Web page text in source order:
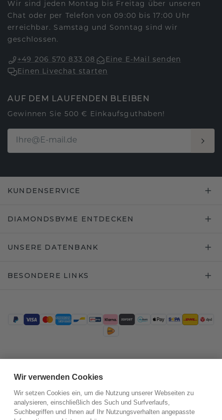
Wir sind jeden Montag bis Freitag über unseren
Chat oder per Telefon von 09:00 bis 17:00 Uhr
erreichbar. Samstag und Sonntag sind wir
geschlossen.
+49 206 570 833 08
Eine E-Mail senden
Einen Livechat starten
AUF DEM LAUFENDEN BLEIBEN
Gewinnen Sie 500 € Einkaufsguthaben!
KUNDENSERVICE
DIAMONDSBYME ENTDECKEN
UNSERE DATENBANK
BESONDERE LINKS
Wir verwenden Cookies
Wir setzen Cookies ein, um die Nutzung unserer Webseiten zu
analysieren, einschließlich des Such und Surfverlaufs,
Suchbegriffen und Ihnen auf Ihr Nutzungsverhalten angepasste